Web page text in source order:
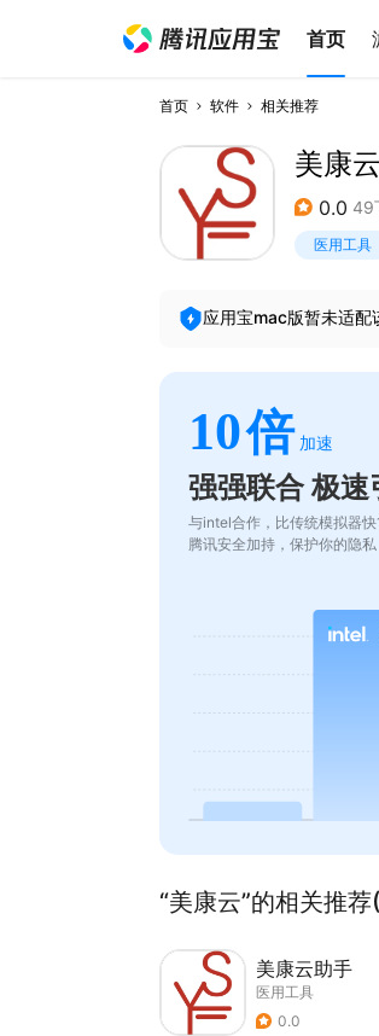
首页
首页 软件 相关推荐
美康
0.0 49
医用工具
应用宝mac版暂未适配
10倍 加速
强强联合 极速
与intel合作，比传统模拟器
腾讯安全加持，保护你的隐私
“美康云”的相关推
美康云助手
医用工具
0.0